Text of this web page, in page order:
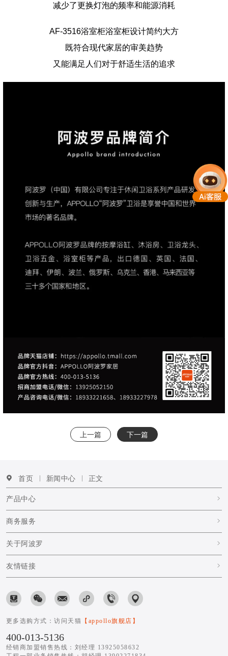
减少了更换灯泡的频率和能源消耗
AF-3516浴室柜浴室柜设计简约大方
既符合现代家居的审美趋势
又能满足人们对于舒适生活的追求
上一篇 下一篇
首页 新闻中心 正文
产品中心
商务服务
关于阿波罗
友情链接
更多选购方式：访问天猫 【appollo旗舰店】
400-013-5136
经销商加盟销售热线：刘经理 13925058632